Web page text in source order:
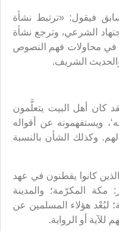
فيقول: «ترتبط نشأة
الشرعي، وترجع نشأة
في محاولات فهم النصوص
الشريف.
كان أهل البيت يتعلَّمون
ويستفهمونه عن أقواله
وكذلك الشأن بالنسبة
كانوا يقطنون في عهد
المكرّمة؛ والمدينة
لبُعْد هؤلاء المسلمين عن
للآية أو الرواية.